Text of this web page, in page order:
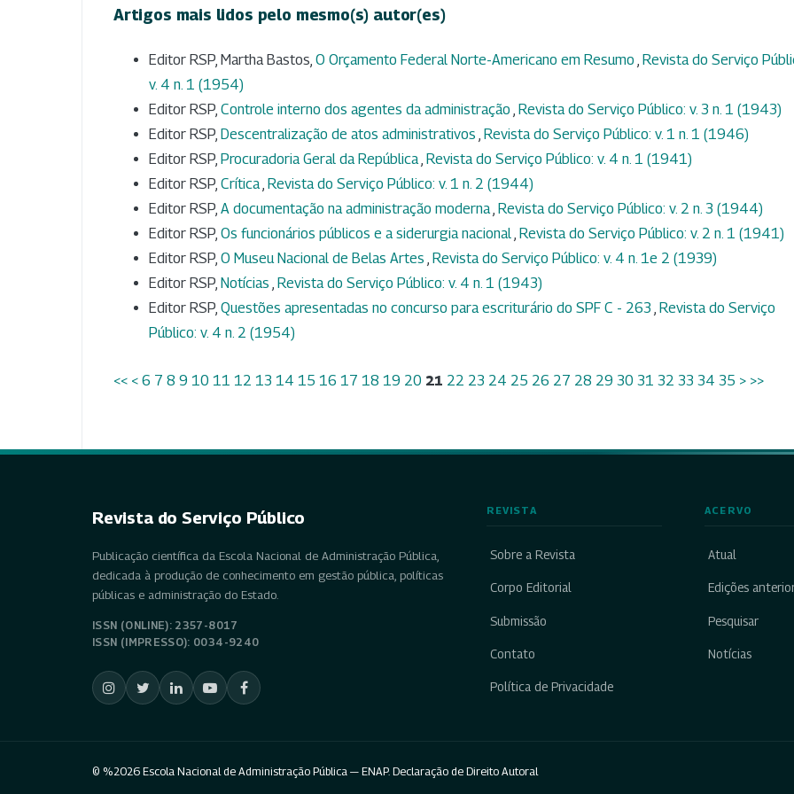
Artigos mais lidos pelo mesmo(s) autor(es)
Editor RSP, Martha Bastos, O Orçamento Federal Norte-Americano em Resumo , Revista do Serviço
v. 4 n. 1 (1954)
Editor RSP, Controle interno dos agentes da administração , Revista do Serviço Público: v. 3 n. 1 (1943)
Editor RSP, Descentralização de atos administrativos , Revista do Serviço Público: v. 1 n. 1 (1946)
Editor RSP, Procuradoria Geral da República, Revista do Serviço Público: v. 4 n. 1 (1941)
Editor RSP, Crítica, Revista do Serviço Público: v. 1 n. 2 (1944)
Editor RSP, A documentação na administração moderna, Revista do Serviço Público: v. 2 n. 3 (1944)
Editor RSP, Os funcionários públicos e a siderurgia nacional, Revista do Serviço Público: v. 2 n. 1 (1941)
Editor RSP, O Museu Nacional de Belas Artes , Revista do Serviço Público: v. 4 n. 1e 2 (1939)
Editor RSP, Notícias , Revista do Serviço Público: v. 4 n. 1 (1943)
Editor RSP, Questões apresentadas no concurso para escriturário do SPF C - 263 , Revista do Serviço
Público: v. 4 n. 2 (1954)
<< < 6 7 8 9 10 11 12 13 14 15 16 17 18 19 20 21 22 23 24 25 26 27 28 29 30 31 32 33 34 35 > >>
Revista do Serviço Público
Publicação científica da Escola Nacional de Administração Pública,
dedicada à produção de conhecimento em gestão pública, políticas
públicas e administração do Estado.
ISSN (ONLINE): 2357-8017
ISSN (IMPRESSO): 0034-9240
REVISTA
Sobre a Revista
Corpo Editorial
Submissão
Contato
Política de Privacidade
ACERVO
Atual
Edições
Pesquisar
Notícias
© %2026 Escola Nacional de Administração Pública — ENAP. Declaração de Direito Autoral